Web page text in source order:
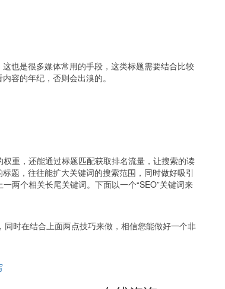
也是很多媒体常用的手段，这类标题需要结合比较
容的年纪，否则会出溴的。
重，还能通过标题匹配获取排名流量，让搜索的读
题，往往能扩大关键词的搜索范围，同时做好吸引
两个相关长尾关键词。下面以一个“SEO”关键词来
时在结合上面两点技巧来做，相信您能做好一个非